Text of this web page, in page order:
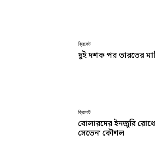
ক্রিকেট
দুই দশক পর ভারতের
ক্রিকেট
বোলারদের ইনজুরি
সেভেন’ কৌশল